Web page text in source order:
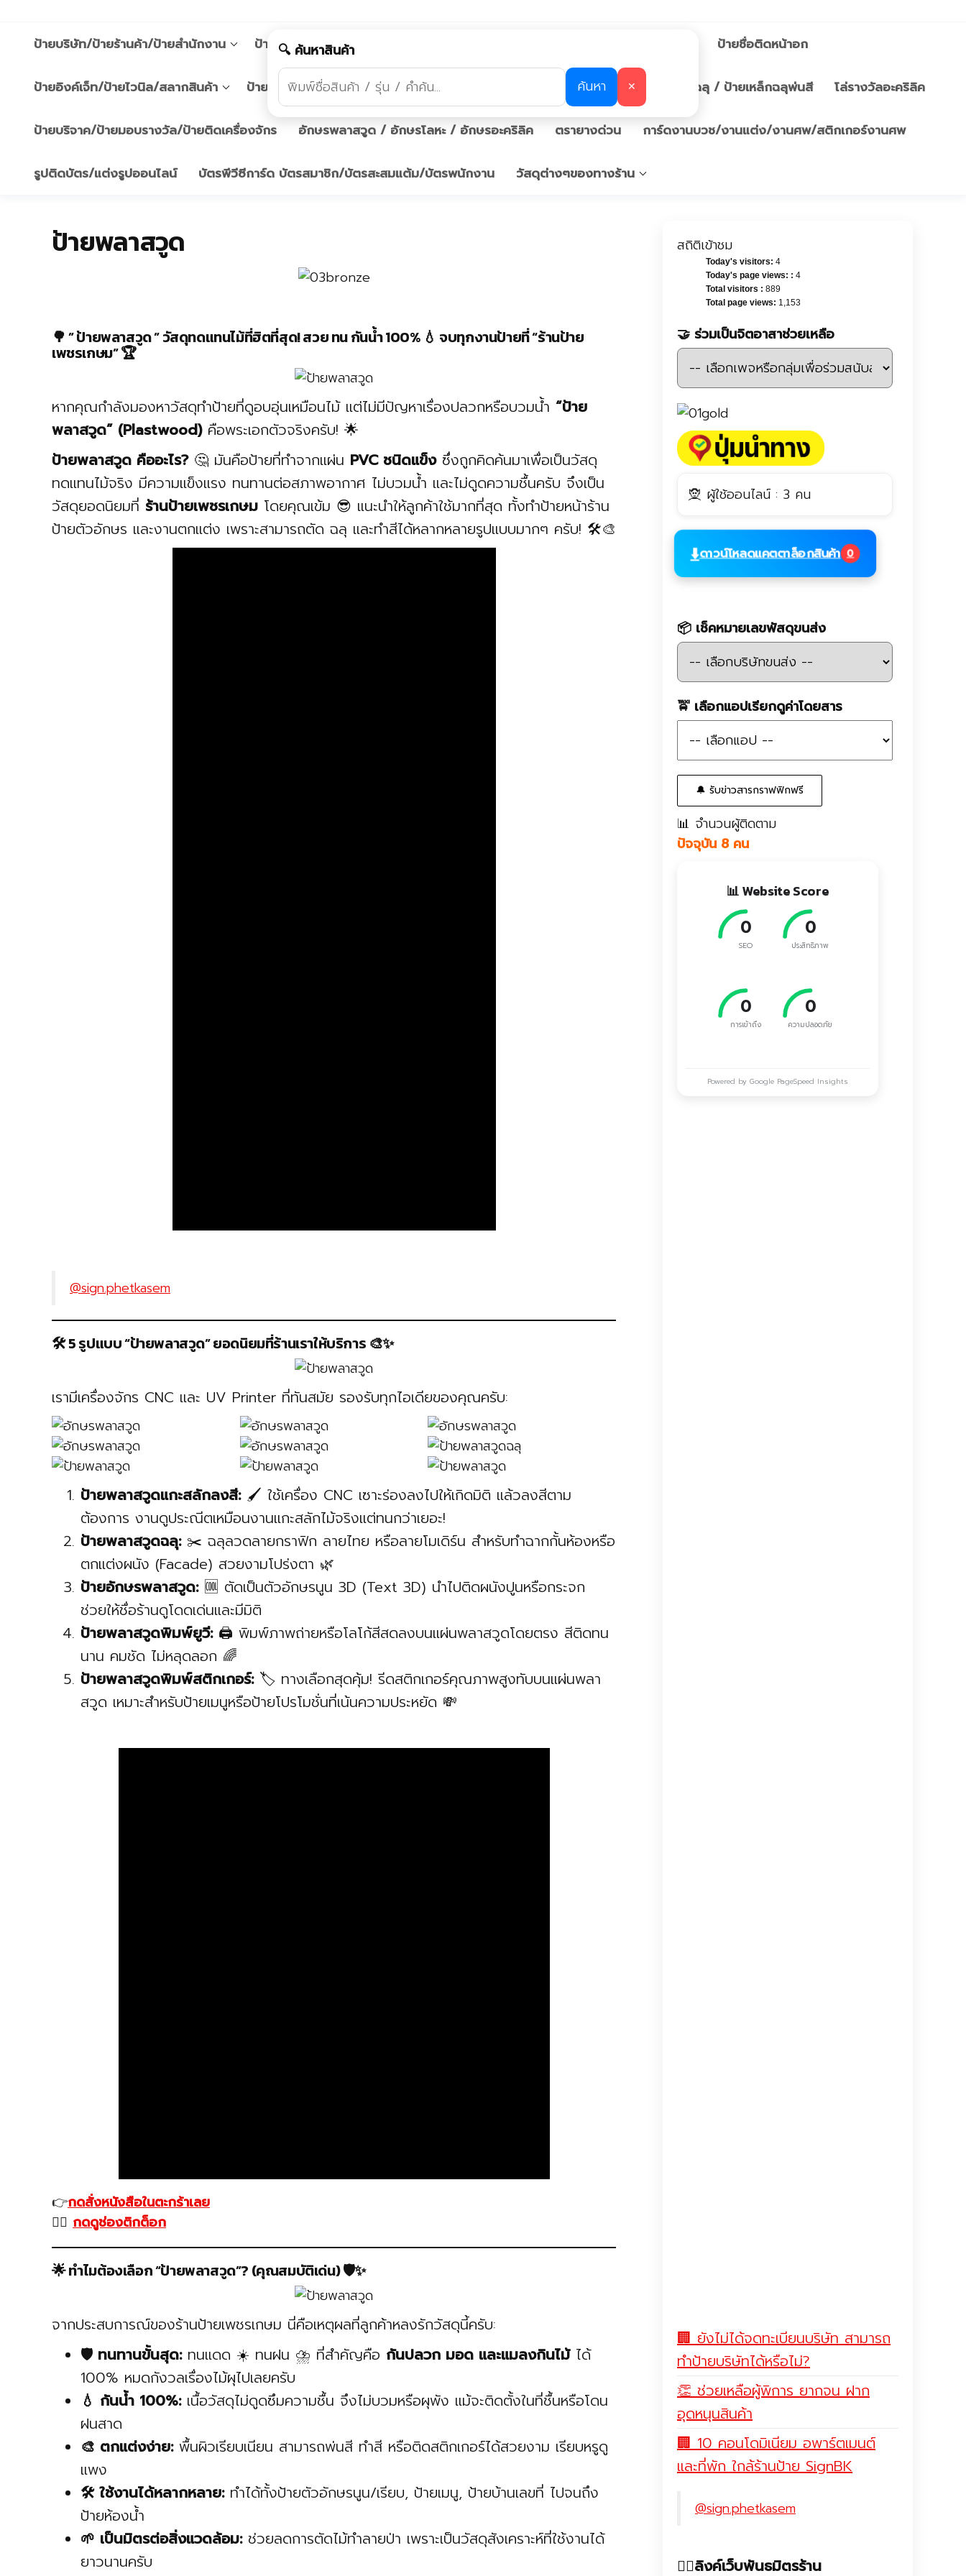
🔍 ค้นหาสินค้า
ค้นหา
✕
ป้ายบริษัท/ป้ายร้านค้า/ป้ายสำนักงาน ป้ายบ้านเลขที่/ป้ายหน้าห้อง ป้ายชื่อติดหน้าอก
ป้ายอิงค์เจ็ท/ป้ายไวนิล/สลากสินค้า ป้ายอัฐิ/รูปใส่ป้ายอัฐิ ป้ายคาถาบูชา/ป้ายบทสวด ป้ายตกแต่งร้าน ป้ายพลาสวูดฉลุ / ป้ายเหล็กฉลุพ่นสี โล่รางวัลอะคริลิค
ป้ายบริจาค/ป้ายมอบรางวัล/ป้ายติดเครื่องจักร อักษรพลาสวูด / อักษรโลหะ / อักษรอะคริลิค ตรายางด่วน การ์ดงานบวช/งานแต่ง/งานศพ/สติกเกอร์งานศพ
รูปติดบัตร/แต่งรูปออนไลน์ บัตรพีวีซีการ์ด บัตรสมาชิก/บัตรสะสมแต้ม/บัตรพนักงาน วัสดุต่างๆของทางร้าน
ป้ายพลาสวูด
🌳 ” ป้ายพลาสวูด ” วัสดุทดแทนไม้ที่ฮิตที่สุด! สวย ทน กันน้ำ 100% 💧 จบทุกงานป้ายที่ “ร้านป้าย
เพชรเกษม” 🏆
หากคุณกำลังมองหาวัสดุทำป้ายที่ดูอบอุ่นเหมือนไม้ แต่ไม่มีปัญหาเรื่องปลวกหรือบวมน้ำ “ป้าย
พลาสวูด” (Plastwood)คือพระเอกตัวจริงครับ! 🌟
ป้ายพลาสวูด คืออะไร?🤔 มันคือป้ายที่ทำจากแผ่น PVC ชนิดแข็งซึ่งถูกคิดค้นมาเพื่อเป็นวัสดุ
ทดแทนไม้จริง มีความแข็งแรง ทนทานต่อสภาพอากาศ ไม่บวมน้ำ และไม่ดูดความชื้นครับ จึงเป็น
วัสดุยอดนิยมที่ ร้านป้ายเพชรเกษม โดยคุณเข้ม 😎 แนะนำให้ลูกค้าใช้มากที่สุด ทั้งทำป้ายหน้าร้าน
ป้ายตัวอักษร และงานตกแต่ง เพราะสามารถตัด ฉลุ และทำสีได้หลากหลายรูปแบบมากๆ ครับ! 🛠️🎨
@sign.phetkasem
🛠️ 5 รูปแบบ “ป้ายพลาสวูด” ยอดนิยมที่ร้านเราให้บริการ 🎨✨
เรามีเครื่องจักร CNC และ UV Printer ที่ทันสมัย รองรับทุกไอเดียของคุณครับ:
ป้ายพลาสวูดแกะสลักลงสี:🖌️ ใช้เครื่อง CNC เซาะร่องลงไปให้เกิดมิติ แล้วลงสีตาม
ต้องการ งานดูประณีตเหมือนงานแกะสลักไม้จริงแต่ทนกว่าเยอะ!
ป้ายพลาสวูดฉลุ:✂️ ฉลุลวดลายกราฟิก ลายไทย หรือลายโมเดิร์น สำหรับทำฉากกั้นห้องหรือ
ตกแต่งผนัง (Facade) สวยงามโปร่งตา 🌿
ป้ายอักษรพลาสวูด:🆒 ตัดเป็นตัวอักษรนูน 3D (Text 3D) นำไปติดผนังปูนหรือกระจก
ช่วยให้ชื่อร้านดูโดดเด่นและมีมิติ
ป้ายพลาสวูดพิมพ์ยูวี:🖨️ พิมพ์ภาพถ่ายหรือโลโก้สีสดลงบนแผ่นพลาสวูดโดยตรง สีติดทน
นาน คมชัด ไม่หลุดลอก 🌈
ป้ายพลาสวูดพิมพ์สติกเกอร์:🏷️ ทางเลือกสุดคุ้ม! รีดสติกเกอร์คุณภาพสูงทับบนแผ่นพลา
สวูด เหมาะสำหรับป้ายเมนูหรือป้ายโปรโมชั่นที่เน้นความประหยัด 💸
👉กดสั่งหนังสือในตะกร้าเลย
❤️‍🔥 กดดูช่องติกต็อก
🌟 ทำไมต้องเลือก “ป้ายพลาสวูด”? (คุณสมบัติเด่น) 🛡️✨
จากประสบการณ์ของร้านป้ายเพชรเกษม นี่คือเหตุผลที่ลูกค้าหลงรักวัสดุนี้ครับ:
🛡️ ทนทานขั้นสุด:ทนแดด ☀️ ทนฝน ⛈️ ที่สำคัญคือ กันปลวก มอด และแมลงกินไม้ได้
100% หมดกังวลเรื่องไม้ผุไปเลยครับ
💧 กันน้ำ 100%:เนื้อวัสดุไม่ดูดซึมความชื้น จึงไม่บวมหรือผุพัง แม้จะติดตั้งในที่ชื้นหรือโดน
ฝนสาด
🎨 ตกแต่งง่าย:พื้นผิวเรียบเนียน สามารถพ่นสี ทำสี หรือติดสติกเกอร์ได้สวยงาม เรียบหรูดู
แพง
🛠️ ใช้งานได้หลากหลาย:ทำได้ทั้งป้ายตัวอักษรนูน/เรียบ, ป้ายเมนู, ป้ายบ้านเลขที่ ไปจนถึง
ป้ายห้องน้ำ
🌱 เป็นมิตรต่อสิ่งแวดล้อม:ช่วยลดการตัดไม้ทำลายป่า เพราะเป็นวัสดุสังเคราะห์ที่ใช้งานได้
ยาวนานครับ
สถิติเข้าชม
Today's visitors: 4
Today's page views: : 4
Total visitors : 889
Total page views: 1,153
🤝 ร่วมเป็นจิตอาสาช่วยเหลือ
🧝 ผู้ใช้ออนไลน์ : 3 คน
⬇️ดาวน์โหลดแคตตาล็อกสินค้า 0
📦 เช็คหมายเลขพัสดุขนส่ง
🚖 เลือกแอปเรียกดูค่าโดยสาร
🔔 รับข่าวสารกราฟฟิกฟรี
📊 จำนวนผู้ติดตาม
ปัจจุบัน 8 คน
📊 Website Score
100
SEO
92
ประสิทธิภาพ
89
การเข้าถึง
96
ความปลอดภัย
Powered by Google PageSpeed Insights
🏢 ยังไม่ได้จดทะเบียนบริษัท สามารถ
ทำป้ายบริษัทได้หรือไม่?
👏 ช่วยเหลือผู้พิการ ยากจน ฝาก
อุดหนุนสินค้า
🏢 10 คอนโดมิเนียม อพาร์ตเมนต์
และที่พัก ใกล้ร้านป้าย SignBK
@sign.phetkasem
❤️‍🔥ลิงค์เว็บพันธมิตรร้าน